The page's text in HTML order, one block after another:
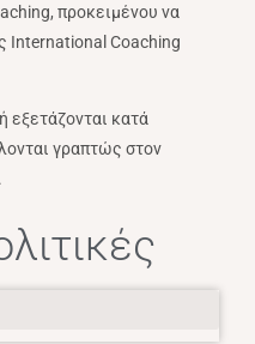
προκειμένου να
International Coaching
εξετάζονται κατά
γραπτώς στον